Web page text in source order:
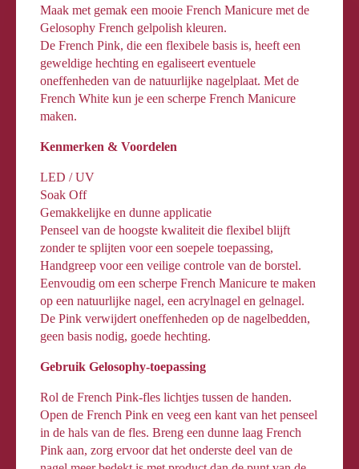
Maak met gemak een mooie French Manicure met de
Gelosophy French gelpolish kleuren.
De French Pink, die een flexibele basis is, heeft een
geweldige hechting en egaliseert eventuele
oneffenheden van de natuurlijke nagelplaat. Met de
French White kun je een scherpe French Manicure
maken.
Kenmerken & Voordelen
LED / UV
Soak Off
Gemakkelijke en dunne applicatie
Penseel van de hoogste kwaliteit die flexibel blijft
zonder te splijten voor een soepele toepassing,
Handgreep voor een veilige controle van de borstel.
Eenvoudig om een ​​scherpe French Manicure te maken
op een natuurlijke nagel, een acrylnagel en gelnagel.
De Pink verwijdert oneffenheden op de nagelbedden,
geen basis nodig, goede hechting.
Gebruik Gelosophy-toepassing
Rol de French Pink-fles lichtjes tussen de handen.
Open de French Pink en veeg een kant van het penseel
in de hals van de fles. Breng een dunne laag French
Pink aan, zorg ervoor dat het onderste deel van de